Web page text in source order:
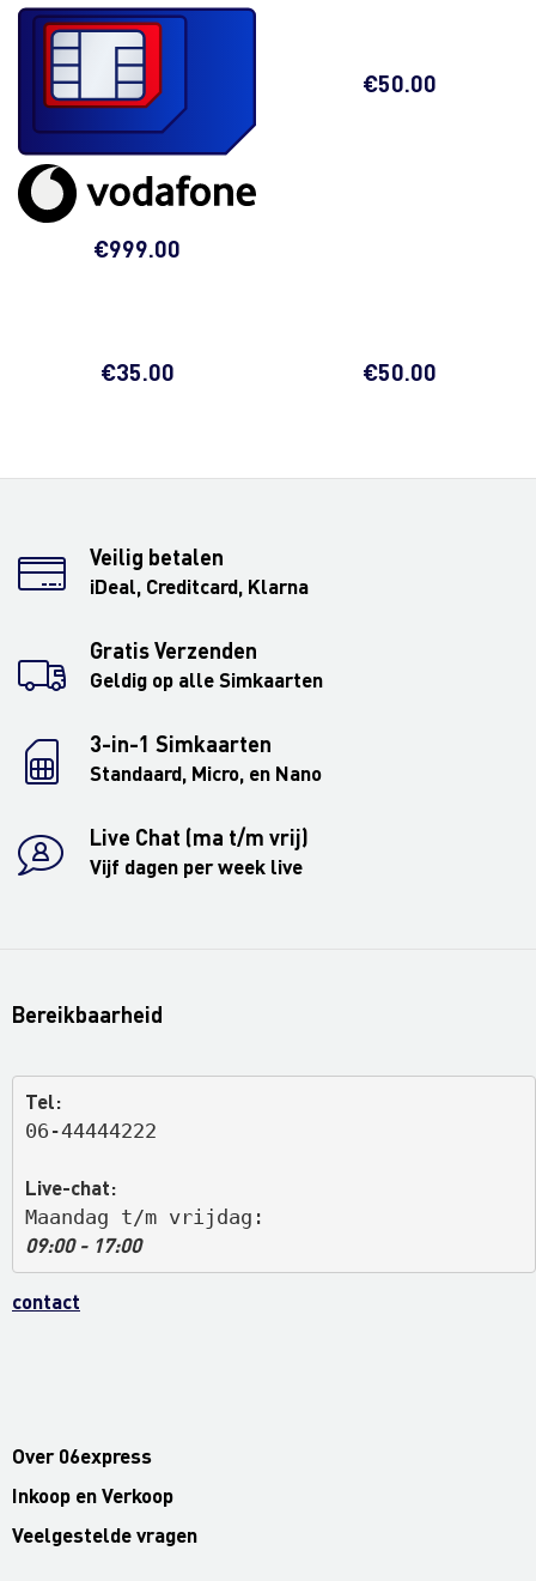
€999.00
€50.00
€35.00 €50.00
Veilig betalen
iDeal, Creditcard, Klarna
Gratis Verzenden
Geldig op alle Simkaarten
3-in-1 Simkaarten
Standaard, Micro, en Nano
Live Chat (ma t/m vrij)
Vijf dagen per week live
Bereikbaarheid
Tel:
06-44444222
Live-chat:
Maandag t/m vrijdag:
09:00 - 17:00
contact
Over 06express
Inkoop en Verkoop
Veelgestelde vragen